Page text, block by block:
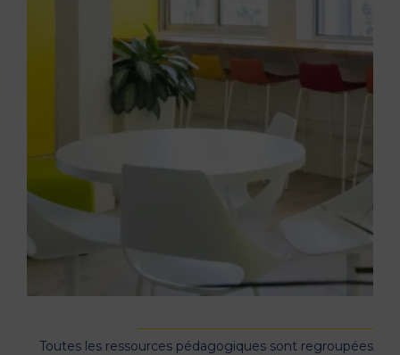
Toutes les ressources pédagogiques sont regroupées